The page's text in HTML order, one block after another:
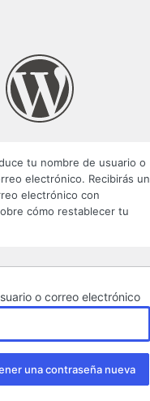
tu nombre de usuario o
electrónico. Recibirás un
electrónico con
cómo restablecer tu
o correo electrónico